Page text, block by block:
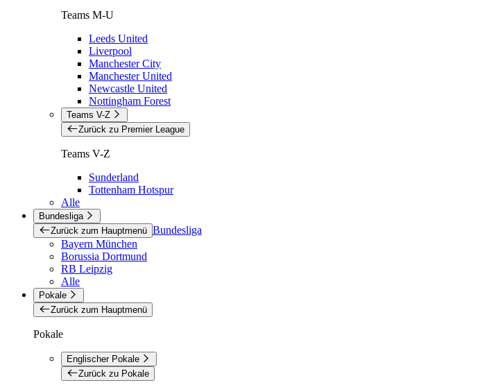
Teams M-U
Leeds United
Liverpool
Manchester City
Manchester United
Newcastle United
Nottingham Forest
Teams V-Z
Zurück zu Premier League
Teams V-Z
Sunderland
Tottenham Hotspur
Alle
Bundesliga
Zurück zum Hauptmenü Bundesliga
Bayern München
Borussia Dortmund
RB Leipzig
Alle
Pokale
Zurück zum Hauptmenü
Pokale
Englischer Pokale
Zurück zu Pokale